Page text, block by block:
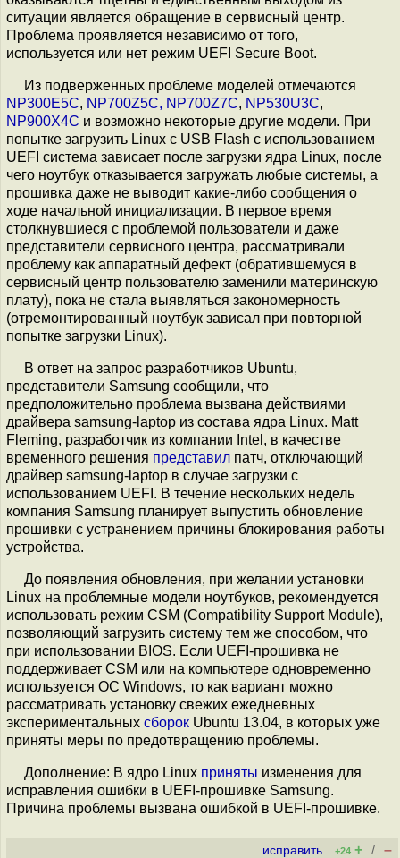
ситуации является обращение в сервисный центр.
Проблема проявляется независимо от того,
используется или нет режим UEFI Secure Boot.
Из подверженных проблеме моделей отмечаются
NP300E5C, NP700Z5C, NP700Z7C, NP530U3C,
NP900X4C и возможно некоторые другие модели. При
попытке загрузить Linux с USB Flash с использованием
UEFI система зависает после загрузки ядра Linux, после
чего ноутбук отказывается загружать любые системы, а
прошивка даже не выводит какие-либо сообщения о
ходе начальной инициализации. В первое время
столкнувшиеся с проблемой пользователи и даже
представители сервисного центра, рассматривали
проблему как аппаратный дефект (обратившемуся в
сервисный центр пользователю заменили материнскую
плату), пока не стала выявляться закономерность
(отремонтированный ноутбук зависал при повторной
попытке загрузки Linux).
В ответ на запрос разработчиков Ubuntu,
представители Samsung сообщили, что
предположительно проблема вызвана действиями
драйвера samsung-laptop из состава ядра Linux. Matt
Fleming, разработчик из компании Intel, в качестве
временного решения представил патч, отключающий
драйвер samsung-laptop в случае загрузки с
использованием UEFI. В течение нескольких недель
компания Samsung планирует выпустить обновление
прошивки с устранением причины блокирования работы
устройства.
До появления обновления, при желании установки
Linux на проблемные модели ноутбуков, рекомендуется
использовать режим CSM (Compatibility Support Module),
позволяющий загрузить систему тем же способом, что
при использовании BIOS. Если UEFI-прошивка не
поддерживает CSM или на компьютере одновременно
используется ОС Windows, то как вариант можно
рассматривать установку свежих ежедневных
экспериментальных сборок Ubuntu 13.04, в которых уже
приняты меры по предотвращению проблемы.
Дополнение: В ядро Linux приняты изменения для
исправления ошибки в UEFI-прошивке Samsung.
Причина проблемы вызвана ошибкой в UEFI-прошивке.
исправить +24 + / –